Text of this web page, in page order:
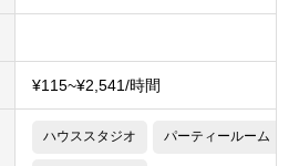
¥115~¥2,541/時間
ハウススタジオ パーティールーム